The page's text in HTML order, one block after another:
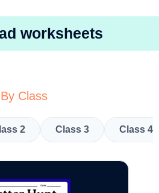
worksheets
By Class
2 Class 3 Class 4